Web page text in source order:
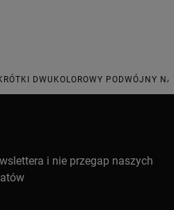
MY OTHER HALF
DWUKOLOROWY PODWÓJNY
i nie przegap naszych